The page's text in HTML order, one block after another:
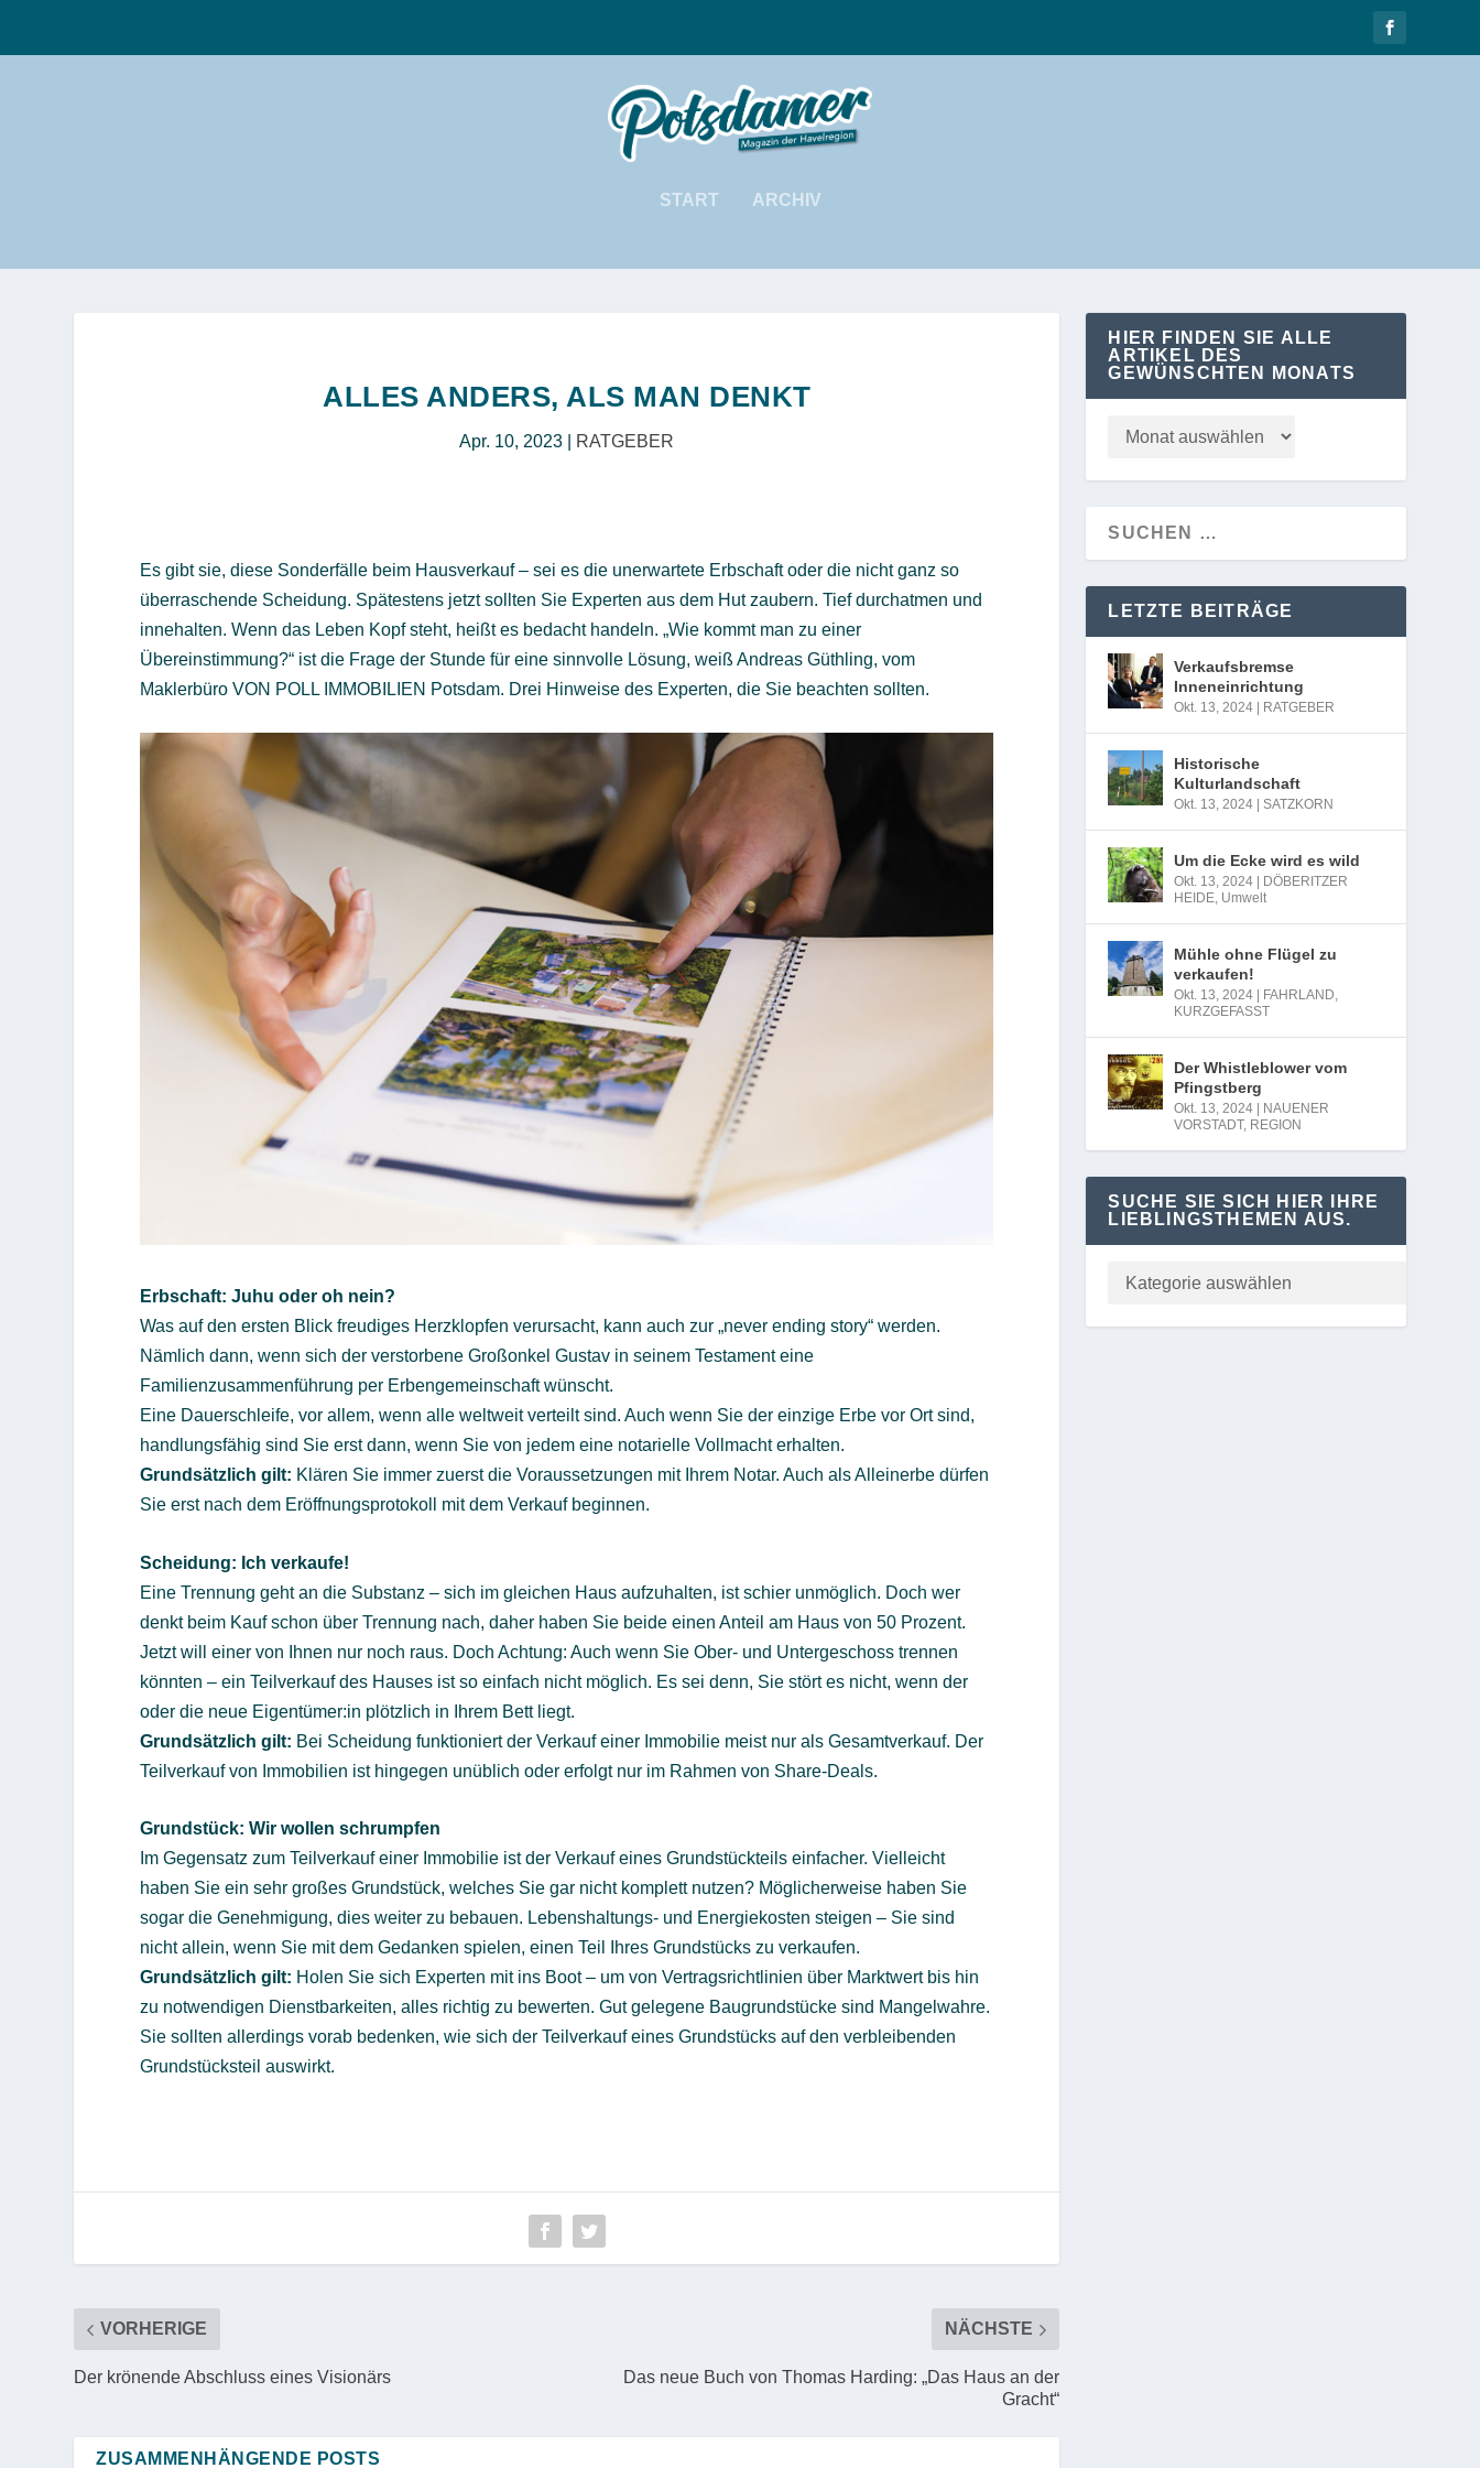
START ARCHIV
ALLES ANDERS, ALS MAN DENKT
Apr. 10, 2023 RATGEBER
Es gibt sie, diese Sonderfälle beim Hausverkauf – sei es die unerwartete Erbschaft oder die nicht ganz so
überraschende Scheidung. Spätestens jetzt sollten Sie Experten aus dem Hut zaubern. Tief durchatmen und
innehalten. Wenn das Leben Kopf steht, heißt es bedacht handeln. „Wie kommt man zu einer
Übereinstimmung?“ ist die Frage der Stunde für eine sinnvolle Lösung, weiß Andreas Güthling, vom
Maklerbüro VON POLL IMMOBILIEN Potsdam. Drei Hinweise des Experten, die Sie beachten sollten.
Erbschaft: Juhu oder oh nein?
Was auf den ersten Blick freudiges Herzklopfen verursacht, kann auch zur „never ending story“ werden.
Nämlich dann, wenn sich der verstorbene Großonkel Gustav in seinem Testament eine
Familienzusammenführung per Erbengemeinschaft wünscht.
Eine Dauerschleife, vor allem, wenn alle weltweit verteilt sind. Auch wenn Sie der einzige Erbe vor Ort sind,
handlungsfähig sind Sie erst dann, wenn Sie von jedem eine notarielle Vollmacht erhalten.
Grundsätzlich gilt: Klären Sie immer zuerst die Voraussetzungen mit Ihrem Notar. Auch als Alleinerbe dürfen
Sie erst nach dem Eröffnungsprotokoll mit dem Verkauf beginnen.
Scheidung: Ich verkaufe!
Eine Trennung geht an die Substanz – sich im gleichen Haus aufzuhalten, ist schier unmöglich. Doch wer
denkt beim Kauf schon über Trennung nach, daher haben Sie beide einen Anteil am Haus von 50 Prozent.
Jetzt will einer von Ihnen nur noch raus. Doch Achtung: Auch wenn Sie Ober- und Untergeschoss trennen
könnten – ein Teilverkauf des Hauses ist so einfach nicht möglich. Es sei denn, Sie stört es nicht, wenn der
oder die neue Eigentümer:in plötzlich in Ihrem Bett liegt.
Grundsätzlich gilt: Bei Scheidung funktioniert der Verkauf einer Immobilie meist nur als Gesamtverkauf. Der
Teilverkauf von Immobilien ist hingegen unüblich oder erfolgt nur im Rahmen von Share-Deals.
Grundstück: Wir wollen schrumpfen
Im Gegensatz zum Teilverkauf einer Immobilie ist der Verkauf eines Grundstückteils einfacher. Vielleicht
haben Sie ein sehr großes Grundstück, welches Sie gar nicht komplett nutzen? Möglicherweise haben Sie
sogar die Genehmigung, dies weiter zu bebauen. Lebenshaltungs- und Energiekosten steigen – Sie sind
nicht allein, wenn Sie mit dem Gedanken spielen, einen Teil Ihres Grundstücks zu verkaufen.
Grundsätzlich gilt: Holen Sie sich Experten mit ins Boot – um von Vertragsrichtlinien über Marktwert bis hin
zu notwendigen Dienstbarkeiten, alles richtig zu bewerten. Gut gelegene Baugrundstücke sind Mangelwahre.
Sie sollten allerdings vorab bedenken, wie sich der Teilverkauf eines Grundstücks auf den verbleibenden
Grundstücksteil auswirkt.
VORHERIGE
Der krönende Abschluss eines Visionärs
NÄCHSTE
Das neue Buch von Thomas Harding: „Das Haus an der
Gracht“
ZUSAMMENHÄNGENDE POSTS
HIER FINDEN SIE ALLE
ARTIKEL DES
GEWÜNSCHTEN MONATS
LETZTE BEITRÄGE
Verkaufsbremse
Inneneinrichtung
Okt. 13, 2024 RATGEBER
Historische
Kulturlandschaft
Okt. 13, 2024 |SATZKORN
Um die Ecke wird es wild
Okt. 13, 2024
DÖBERITZER
HEIDE, Umwelt
Mühle ohne Flügel zu
verkaufen!
Okt. 13, 2024 FAHRLAND,
KURZGEFASST
Der Whistleblower vom
Pfingstberg
Okt. 13, 2024
NAUENER
VORSTADT, REGION
SUCHE SIE SICH HIER IHRE
LIEBLINGSTHEMEN AUS.